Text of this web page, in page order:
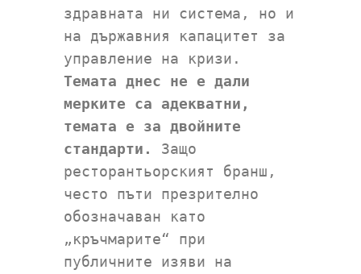
здравната ни система, но и
на държавния капацитет за
управление на кризи.
Темата днес не е дали
мерките са адекватни,
темата е за двойните
стандарти. Защо
ресторантьорският бранш,
често пъти презрително
обозначаван като
„кръчмарите“ при
публичните изяви на